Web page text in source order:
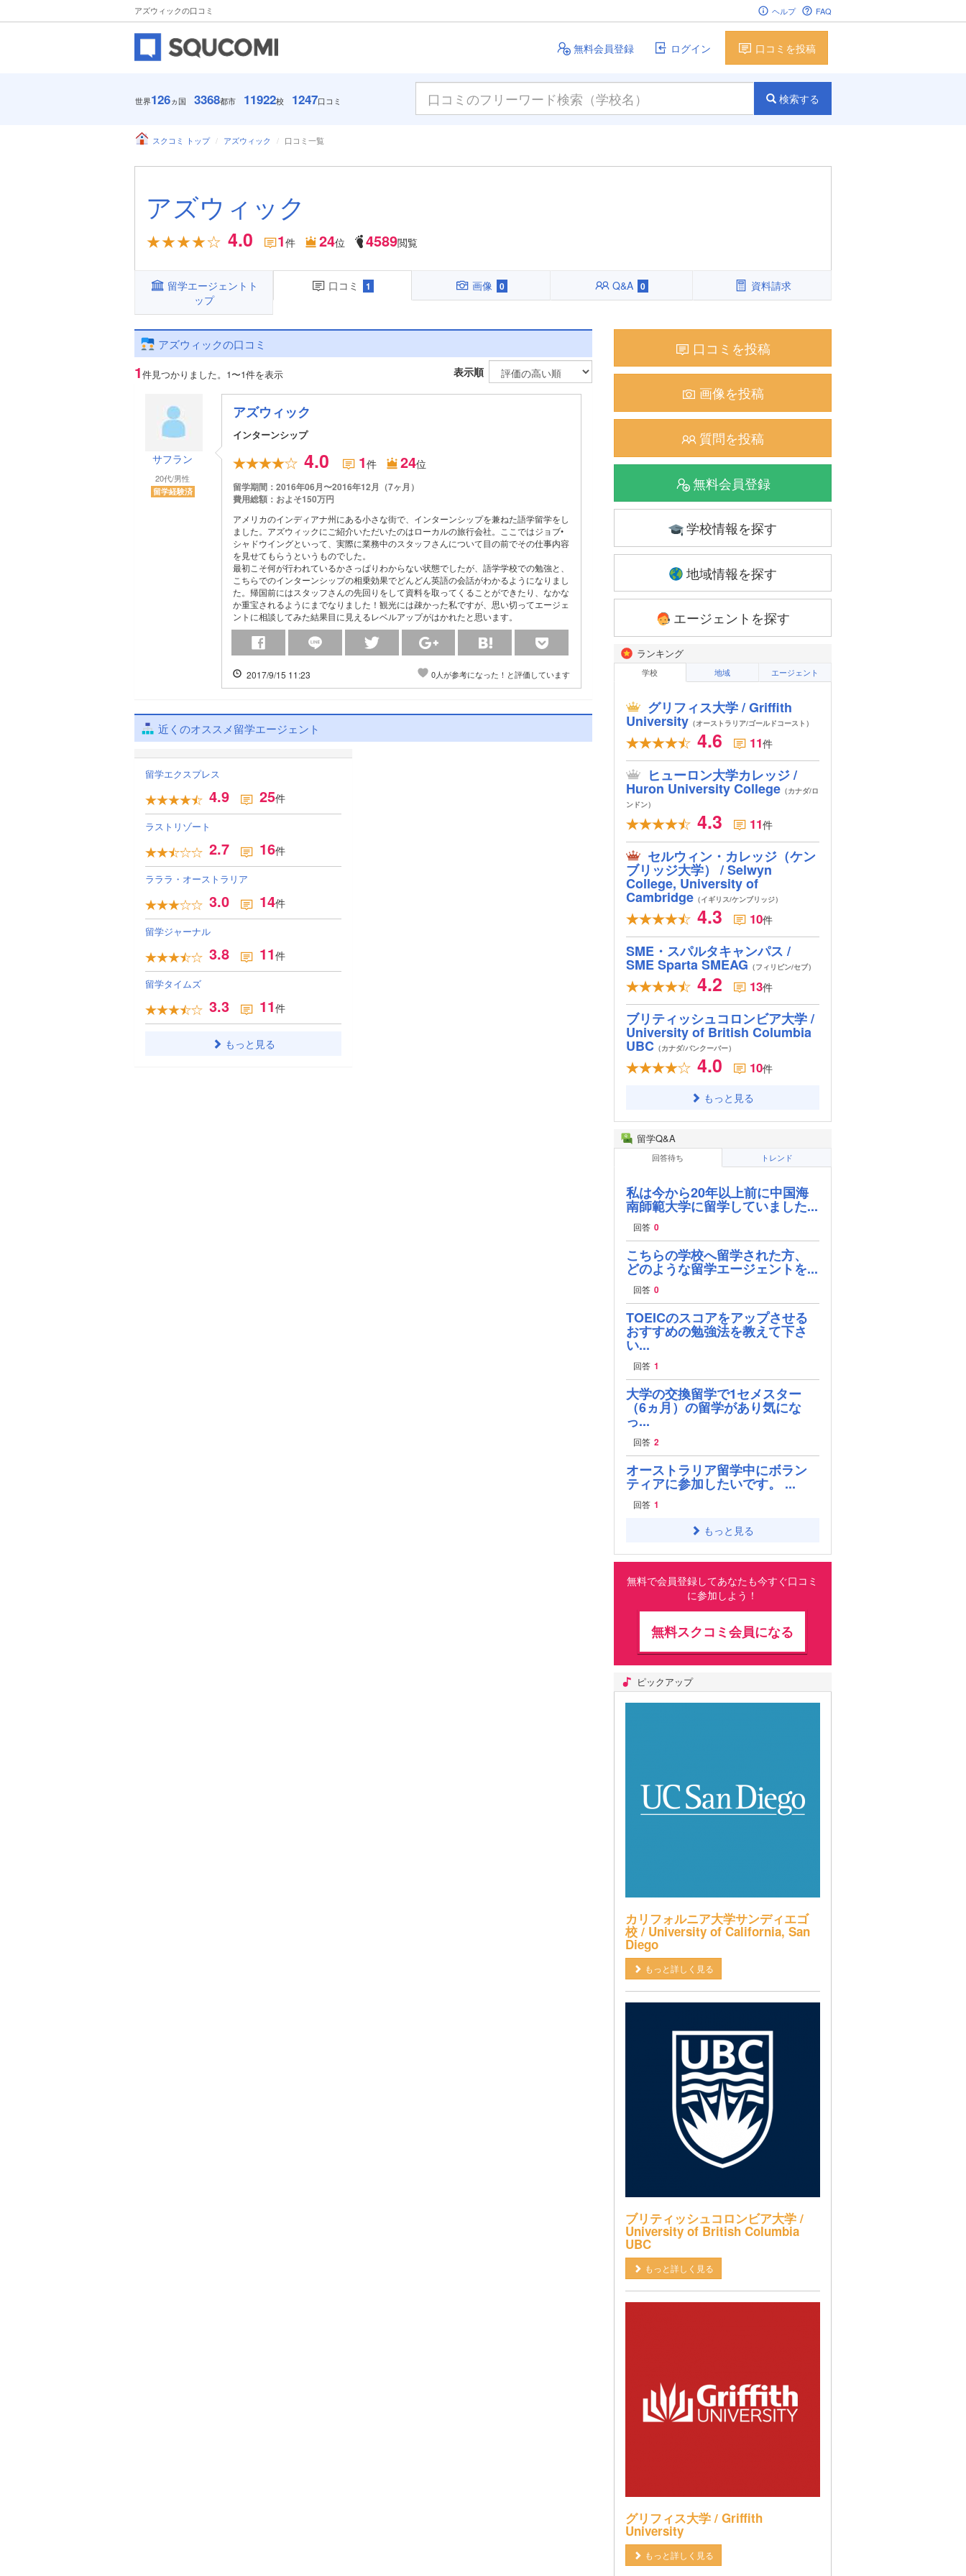
アズウィックの口コミ ヘルプ FAQ
無料会員登録 ログイン 口コミを投稿
世界126ヵ国 3368都市 11922校 1247口コミ 検索する
スクコミ トップ アズウィック 口コミ一覧
アズウィック
4.0 1件 24位 4589閲覧
留学エージェントト
ップ
口コミ 1 画像 0 Q&A 0 資料請求
アズウィックの口コミ
1件見つかりました。 1〜1件を表示 表示順
サフラン
20代/男性
留学経験済
アズウィック
インターンシップ
4.0 1件 24位
留学期間：2016年06月〜2016年12月（7ヶ月）
費用総額：およそ150万円
アメリカのインディアナ州にある小さな街で、インターンシップを兼ねた語学留学をし
ました。アズウィックにご紹介いただいたのはローカルの旅行会社。ここではジョブ•
シャドウイングといって、実際に業務中のスタッフさんについて目の前でその仕事内容
を見せてもらうというものでした。
最初こそ何が行われているかさっぱりわからない状態でしたが、語学学校での勉強と、
こちらでのインターンシップの相乗効果でどんどん英語の会話がわかるようになりまし
た。帰国前にはスタッフさんの先回りをして資料を取ってくることができたり、なかな
か重宝されるようにまでなりました！観光には疎かった私ですが、思い切ってエージェ
ントに相談してみた結果目に見えるレベルアップがはかれたと思います。
2017/9/15 11:23 0人が参考になった！と評価しています
近くのオススメ留学エージェント
留学エクスプレス
4.9 25件
ラストリゾート
2.7 16件
ラララ・オーストラリア
3.0 14件
留学ジャーナル
3.8 11件
留学タイムズ
3.3 11件
もっと見る
口コミを投稿
画像を投稿
質問を投稿
無料会員登録
学校情報を探す
地域情報を探す
エージェントを探す
ランキング
学校 地域 エージェント
グリフィス大学 / Griffith
University（オーストラリア/ゴールドコースト）
4.6 11件
ヒューロン大学カレッジ /
Huron University College（カナダ/ロ
ンドン）
4.3 11件
セルウィン・カレッジ（ケン
ブリッジ大学） / Selwyn
College, University of
Cambridge（イギリス/ケンブリッジ）
4.3 10件
SME・スパルタキャンパス /
SME Sparta SMEAG （フィリピン/セブ）
4.2 13件
ブリティッシュコロンビア大学 /
University of British Columbia
UBC（カナダ/バンクーバー）
4.0 10件
もっと見る
留学Q&A
回答待ち トレンド
私は今から20年以上前に中国海
南師範大学に留学していました...
回答 0
こちらの学校へ留学された方、
どのような留学エージェントを...
回答 0
TOEICのスコアをアップさせる
おすすめの勉強法を教えて下さ
い...
回答 1
大学の交換留学で1セメスター
（6ヵ月）の留学があり気にな
っ...
回答 2
オーストラリア留学中にボラン
ティアに参加したいです。 ...
回答 1
もっと見る
無料で会員登録してあなたも今すぐ口コミ
に参加しよう！
無料スクコミ会員になる
ピックアップ
カリフォルニア大学サンディエゴ
校 / University of California, San
Diego
もっと詳しく見る
ブリティッシュコロンビア大学 /
University of British Columbia
UBC
もっと詳しく見る
グリフィス大学 / Griffith
University
もっと詳しく見る